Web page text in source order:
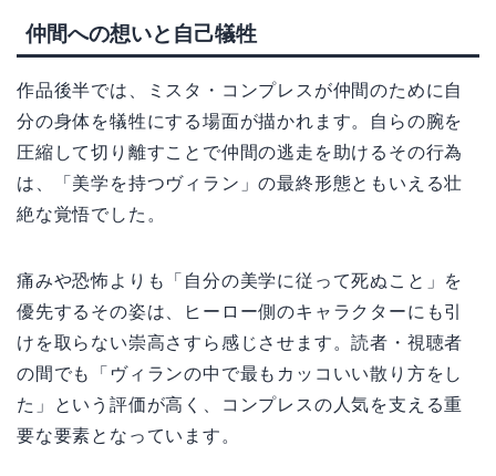
仲間への想いと自己犠牲
作品後半では、ミスタ・コンプレスが仲間のために自
分の身体を犠牲にする場面が描かれます。自らの腕を
圧縮して切り離すことで仲間の逃走を助けるその行為
は、「美学を持つヴィラン」の最終形態ともいえる壮
絶な覚悟でした。
痛みや恐怖よりも「自分の美学に従って死ぬこと」を
優先するその姿は、ヒーロー側のキャラクターにも引
けを取らない崇高さすら感じさせます。読者・視聴者
の間でも「ヴィランの中で最もカッコいい散り方をし
た」という評価が高く、コンプレスの人気を支える重
要な要素となっています。